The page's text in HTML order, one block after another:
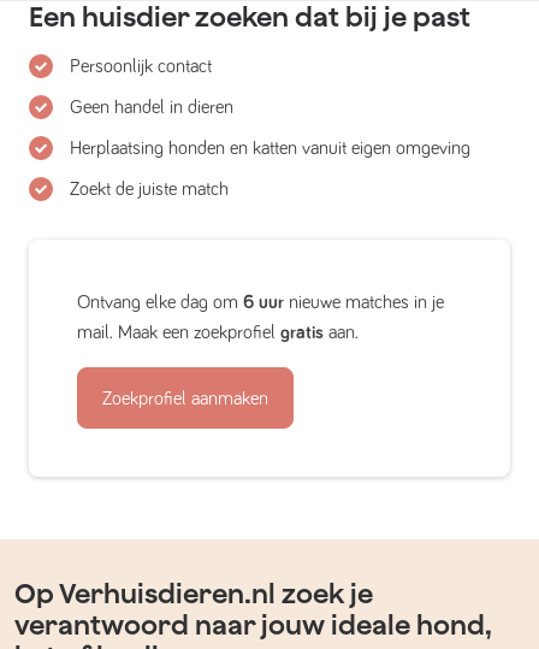
Een huisdier zoeken dat bij je past
Persoonlijk contact
Geen handel in dieren
Herplaatsing honden en katten vanuit eigen omgeving
Zoekt de juiste match
Ontvang elke dag om 6 uur nieuwe matches in je
mail. Maak een zoekprofiel gratis aan.
Zoekprofiel aanmaken
Op Verhuisdieren.nl zoek je
verantwoord naar jouw ideale hond,